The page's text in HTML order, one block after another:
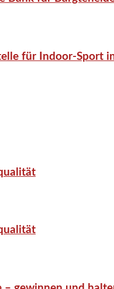
für Indoor-Sport